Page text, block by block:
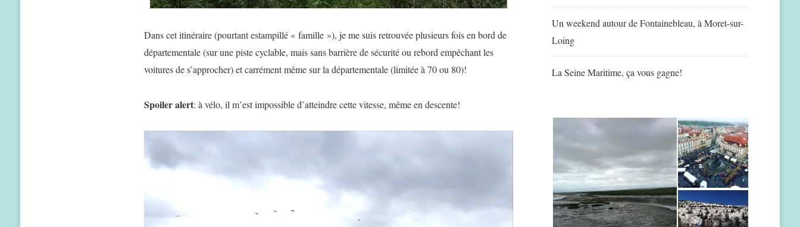
Dans cet itinéraire (pourtant estampillé « famille »), je me suis retrouvée plusieurs fois en bord de
départementale (sur une piste cyclable, mais sans barrière de sécurité ou rebord empêchant les
voitures de s’approcher) et carrément même sur la départementale (limitée à 70 ou 80)!
Spoiler alert: à vélo, il m’est impossible d’atteindre cette vitesse, même en descente!
Un weekend autour de Fontainebleau, à Moret-sur-
Loing
La Seine Maritime, ça vous gagne!